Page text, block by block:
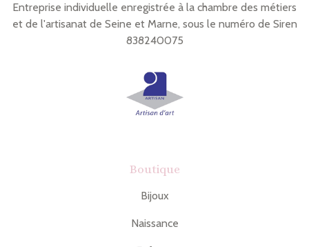
Entreprise individuelle enregistrée à la chambre des métiers
et de l'artisanat de Seine et Marne, sous le numéro de Siren
838240075
Boutique
Bijoux
Naissance